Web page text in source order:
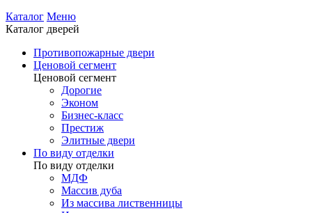
Каталог Меню
Каталог дверей
Противопожарные двери
Ценовой сегмент
Ценовой сегмент
Дорогие
Эконом
Бизнес-класс
Престиж
Элитные двери
По виду отделки
По виду отделки
МДФ
Массив дуба
Из массива лиственницы